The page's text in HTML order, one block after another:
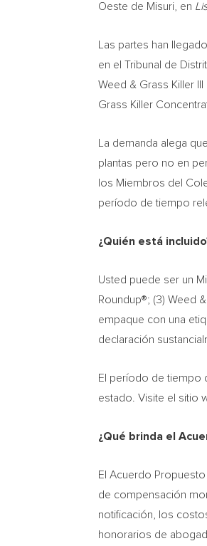
Oeste de Misuri, en
Las partes han
en el Tribunal de
Weed & Grass Killer
Grass Killer
La demanda alega
plantas pero no en
los Miembros del
período de tiempo
¿Quién está
Usted puede ser un
Roundup®; (3) Weed
empaque con una
declaración
El período de tiempo
estado. Visite el sitio
¿Qué brinda el
El Acuerdo
de compensación
notificación, los
honorarios de